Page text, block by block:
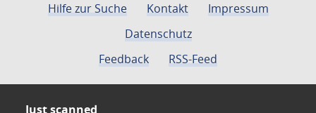
Hilfe zur Suche Kontakt
Impressum
Datenschutz
Feedback
RSS-Feed
Just scanned